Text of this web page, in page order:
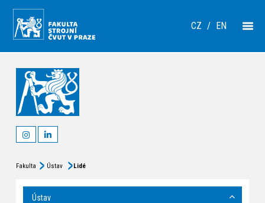
CZ / EN
Fakulta Ústav Lidé
Ústav